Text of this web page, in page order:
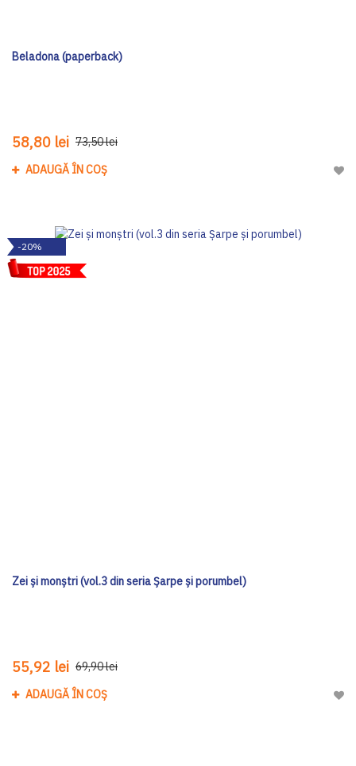
Beladona (paperback)
58,80 lei 73,50 lei
ADAUGĂ ÎN COȘ
-20%
Zei și monștri (vol.3 din seria Șarpe și porumbel)
55,92 lei 69,90 lei
ADAUGĂ ÎN COȘ